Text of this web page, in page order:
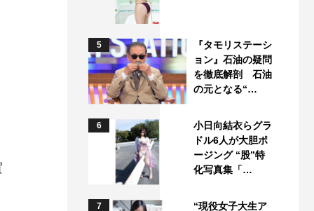
5
『タモリステーシ
ョン』石油の疑問
を徹底解剖 石油
の元となる“…
6
小日向結衣らグラ
ドル6人が大胆ポ
ージング “股”特
化写真集「…
7
“現役女子大生ア